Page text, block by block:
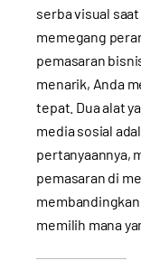
serba visual
memegang
pemasaran
menarik, Anda
tepat. Dua alat
media sosial
pertanyaannya,
pemasaran di
memilih mana